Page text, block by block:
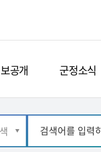
공개 군정소식